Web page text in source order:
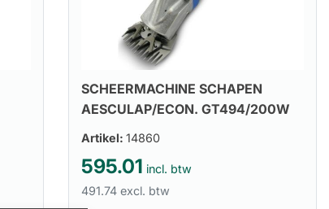
SCHEERMACHINE SCHAPEN
AESCULAP/ECON. GT494/200W
Artikel: 14860
595.01 incl. btw
491.74 excl. btw